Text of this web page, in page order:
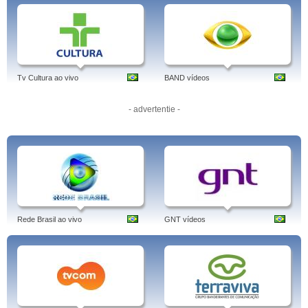
Tv Cultura ao vivo BAND vídeos
- advertentie -
Rede Brasil ao vivo GNT vídeos